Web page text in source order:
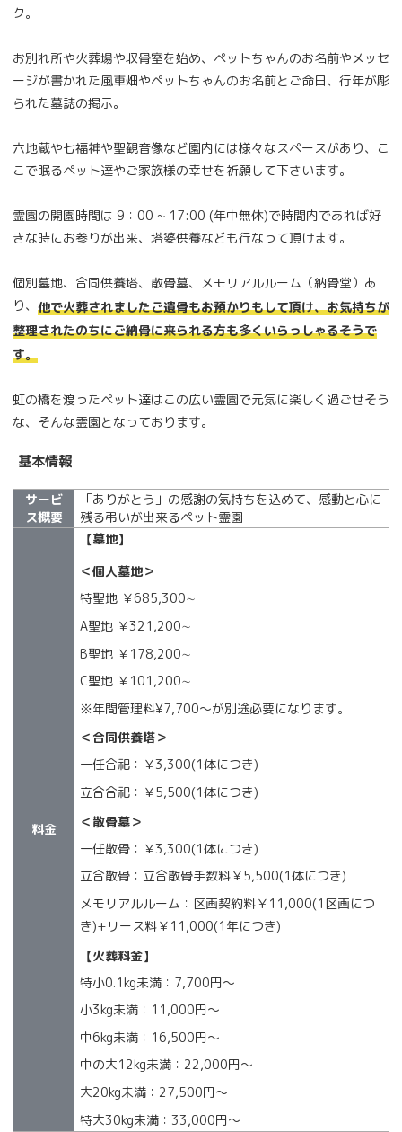
ク。
お別れ所や火葬場や収骨室を始め、ペットちゃんのお名前やメッセ
ージが書かれた風車畑やペットちゃんのお名前とご命日、行年が彫
られた墓誌の掲示。
六地蔵や七福神や聖観音像など園内には様々なスペースがあり、こ
こで眠るペット達やご家族様の幸せを祈願して下さいます。
霊園の開園時間は 9：00 ~ 17:00 (年中無休)で時間内であれば好
きな時にお参りが出来、塔婆供養なども行なって頂けます。
個別墓地、合同供養塔、散骨墓、メモリアルルーム（納骨堂）あ
り、 他で火葬されましたご遺骨もお預かりもして頂け、お気持ちが
整理されたのちにご納骨に来られる方も多くいらっしゃるそうで
す。
虹の橋を渡ったペット達はこの広い霊園で元気に楽しく過ごせそう
な、そんな霊園となっております。
基本情報
サービ
ス概要
「ありがとう」の感謝の気持ちを込めて、感動と心に
残る弔いが出来るペット霊園
料金
【墓地】
＜個人墓地＞
特聖地 ￥685,300∼
A聖地 ￥321,200∼
B聖地 ￥178,200∼
C聖地 ￥101,200∼
※年間管理料¥7,700〜が別途必要になります。
＜合同供養塔＞
一任合祀：￥3,300(1体につき)
立合合祀：￥5,500(1体につき)
＜散骨墓＞
一任散骨：￥3,300(1体につき)
立合散骨：立合散骨手数料￥5,500(1体につき)
メモリアルルーム：区画契約料￥11,000(1区画につ
き)+リース料￥11,000(1年につき)
【火葬料金】
特小0.1kg未満：7,700円〜
小3kg未満：11,000円〜
中6kg未満：16,500円〜
中の大12kg未満：22,000円〜
大20kg未満：27,500円〜
特大30kg未満：33,000円～